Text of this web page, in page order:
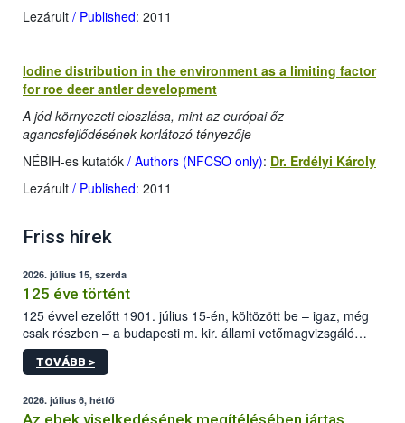
Lezárult / Published: 2011
Iodine distribution in the environment as a limiting factor
for roe deer antler development
A jód környezeti eloszlása, mint az európai őz
agancsfejlődésének korlátozó tényezője
NÉBIH-es kutatók / Authors (NFCSO only): Dr. Erdélyi Károly
Lezárult / Published: 2011
Friss hírek
2026. július 15, szerda
125 éve történt
125 évvel ezelőtt 1901. július 15-én, költözött be – igaz, még
csak részben – a budapesti m. kir. állami vetőmagvizsgáló
állomás a Kis Rókus utca 15. szám alatti, Czigler Győző által
tervezett új épületébe.
TOVÁBB >
2026. július 6, hétfő
Az ebek viselkedésének megítélésében jártas